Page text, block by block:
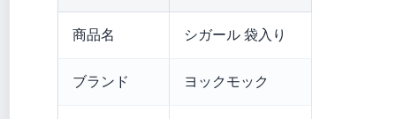
商品名 シガール 袋入り
ブランド ヨックモック